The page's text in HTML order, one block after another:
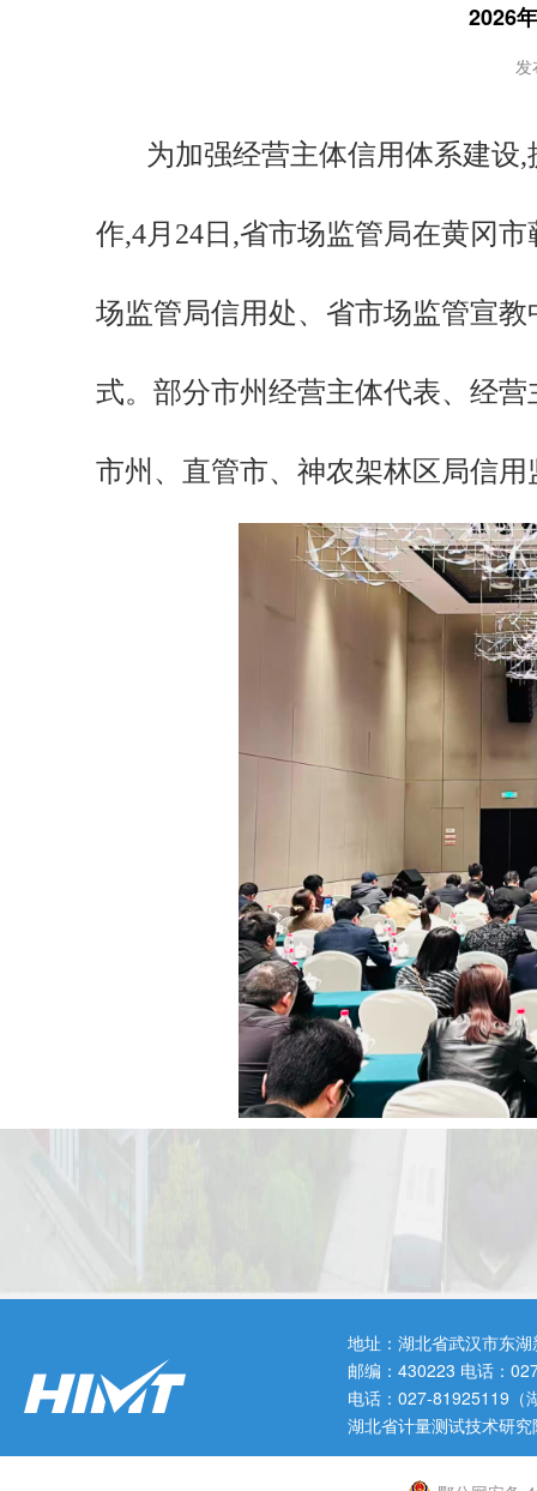
2026
发
为加强经营主体信用体系建设
作,4月24日,省市场监管局在黄冈
场监管局信用处、省市场监管宣
式。部分市州经营主体代表、经
市州、直管市、神农架林区局信
采取政策解析、案例教学与互动
业合规管理的实施路径。培训期
地址：湖北省武汉市东
邮编：430223 电话：
电话：027-81925119（
湖北省计量测试技术研